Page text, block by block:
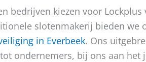
bedrijven kiezen voor
slotenmakerij bieden we
in Everbeek. Ons
ondernemers, bij ons aan het